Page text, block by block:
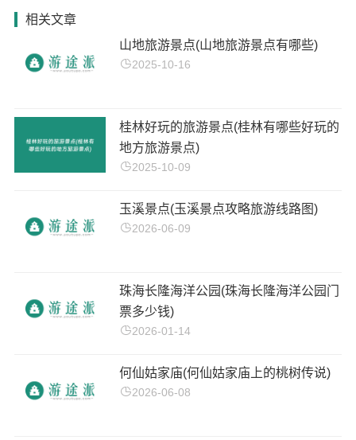
相关文章
山地旅游景点(山地旅游景点有哪些)
2025-10-16
桂林好玩的旅游景点(桂林有哪些好玩的
地方旅游景点)
2025-10-09
玉溪景点(玉溪景点攻略旅游线路图)
2026-06-09
珠海长隆海洋公园(珠海长隆海洋公园门
票多少钱)
2026-01-14
何仙姑家庙(何仙姑家庙上的桃树传说)
2026-06-08